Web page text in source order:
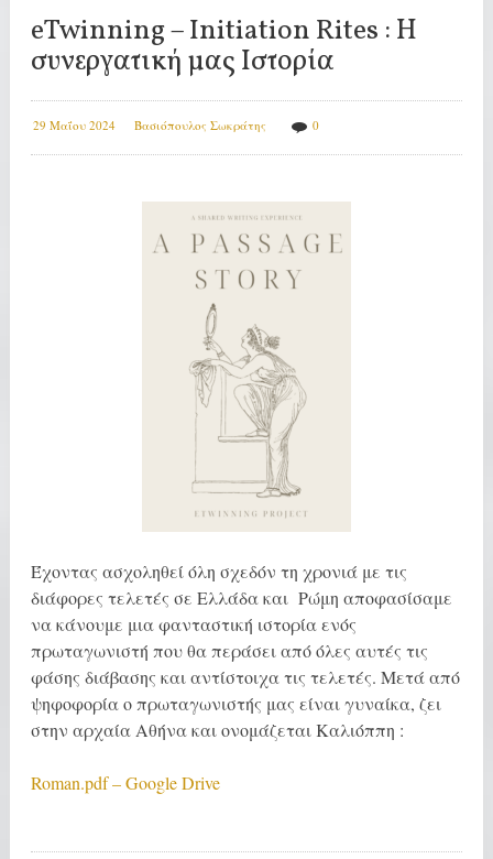
eTwinning – Initiation Rites : Η
συνεργατική μας Ιστορία
29 Μαΐου 2024 Βασιόπουλος Σωκράτης 0
Έχοντας ασχοληθεί όλη σχεδόν τη χρονιά με τις
διάφορες τελετές σε Ελλάδα και Ρώμη αποφασίσαμε
να κάνουμε μια φανταστική ιστορία ενός
πρωταγωνιστή που θα περάσει από όλες αυτές τις
φάσης διάβασης και αντίστοιχα τις τελετές. Μετά από
ψηφοφορία ο πρωταγωνιστής μας είναι γυναίκα, ζει
στην αρχαία Αθήνα και ονομάζεται Καλιόππη :
Roman.pdf – Google Drive